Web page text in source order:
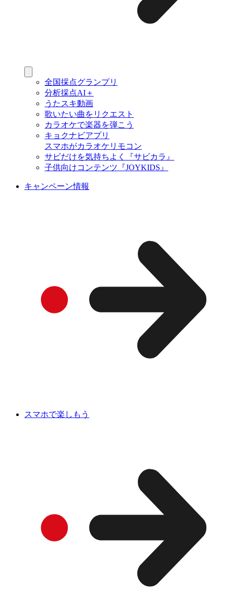
全国採点グランプリ
分析採点AI＋
うたスキ動画
歌いたい曲をリクエスト
カラオケで楽器を弾こう
キョクナビアプリ
スマホがカラオケリモコン
サビだけを気持ちよく『サビカラ』
子供向けコンテンツ『JOYKIDS』
キャンペーン情報
スマホで楽しもう